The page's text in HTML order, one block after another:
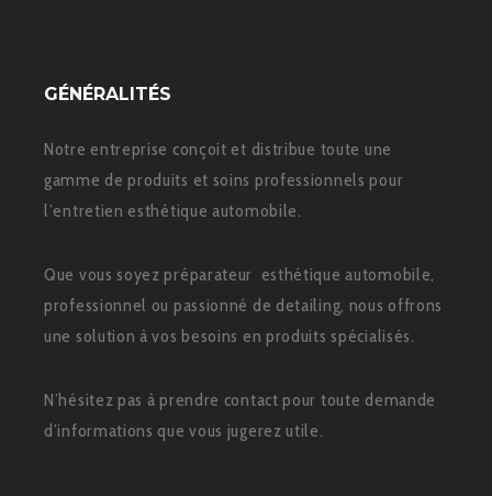
GÉNÉRALITÉS
Notre entreprise conçoit et distribue toute une
gamme de produits et soins professionnels pour
l’entretien esthétique automobile.
Que vous soyez préparateur esthétique automobile,
professionnel ou passionné de detailing, nous offrons
une solution à vos besoins en produits spécialisés.
N’hésitez pas à prendre contact pour toute demande
d’informations que vous jugerez utile.